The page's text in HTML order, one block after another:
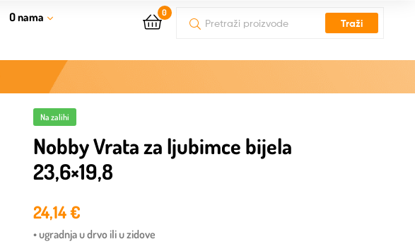
O nama 0
Traži
Na zalihi
Nobby Vrata za ljubimce bijela
23,6×19,8
24,14€
• ugradnja u drvo ili u zidove